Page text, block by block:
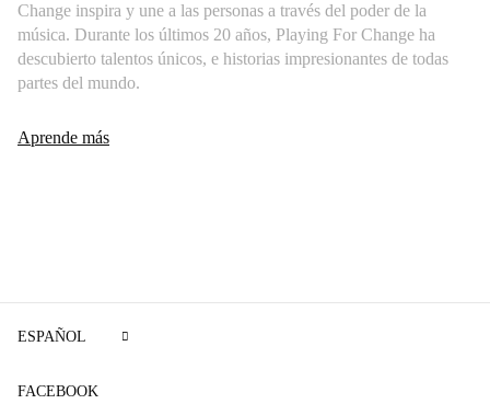
Change inspira y une a las personas a través del poder de la
música. Durante los últimos 20 años, Playing For Change ha
descubierto talentos únicos, e historias impresionantes de todas
partes del mundo.
Aprende más
FACEBOOK
ESPAÑOL